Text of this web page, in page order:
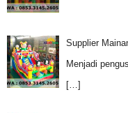
Supplier
Menjadi
[…]